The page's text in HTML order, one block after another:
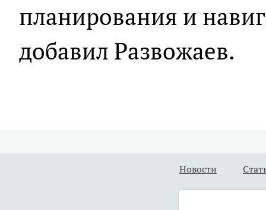
планирования и
добавил Развожаев.
Новости